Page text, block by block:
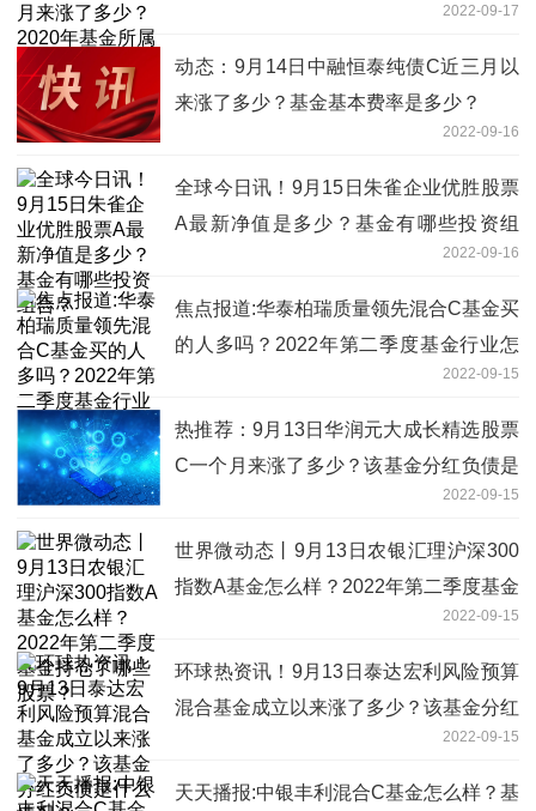
2022-09-17
动态：9月14日中融恒泰纯债C近三月以
来涨了多少？基金基本费率是多少？
2022-09-16
全球今日讯！9月15日朱雀企业优胜股票
A最新净值是多少？基金有哪些投资组
2022-09-16
焦点报道:华泰柏瑞质量领先混合C基金买
的人多吗？2022年第二季度基金行业怎
2022-09-15
热推荐：9月13日华润元大成长精选股票
C一个月来涨了多少？该基金分红负债是
2022-09-15
世界微动态丨9月13日农银汇理沪深300
指数A基金怎么样？2022年第二季度基金
2022-09-15
环球热资讯！9月13日泰达宏利风险预算
混合基金成立以来涨了多少？该基金分红
2022-09-15
天天播报:中银丰利混合C基金怎么样？基